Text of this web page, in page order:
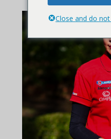
Close and do